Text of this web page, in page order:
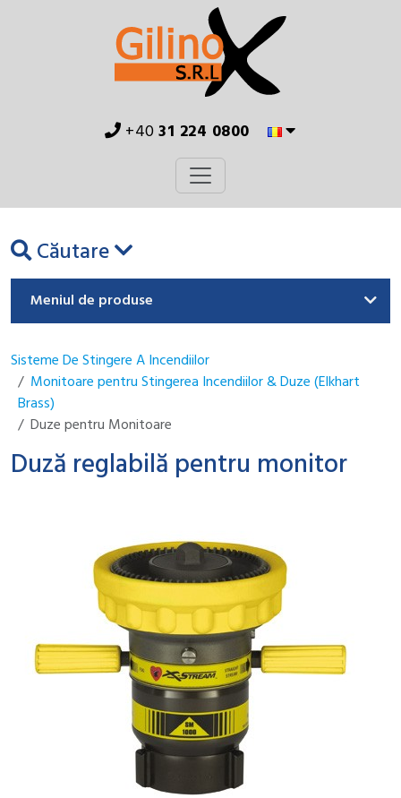
+4031 224 0800
Căutare
Meniul de produse
Sisteme De Stingere A Incendiilor
Monitoare pentru Stingerea Incendiilor & Duze (Elkhart
Brass)
Duze pentru Monitoare
Duză reglabilă pentru monitor